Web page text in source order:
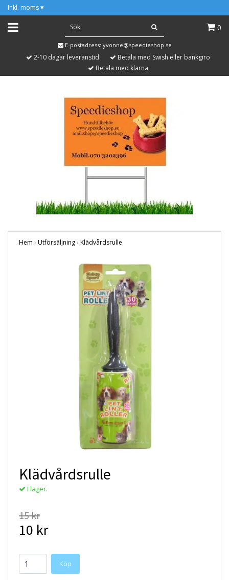
Inkl. moms ▾
0
E-postadress: yvonne@speedieshop.se
2-10 dagar leveranstid
Betala med Swish eller bankgiro
Betala med klarna
Hem › Utförsäljning› Klädvårdsrulle
Klädvårdsrulle
I lager.
15 kr
10 kr
Köp